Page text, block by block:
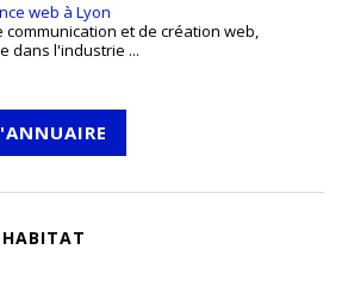
web à Lyon
communication et de création web,
dans l'industrie ...